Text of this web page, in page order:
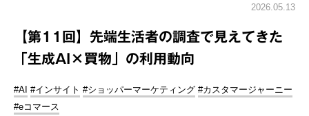
2026.05.13
【第11回】先端生活者の調査で見えてきた
「生成AI×買物」の利用動向
#AI #インサイト #ショッパーマーケティング #カスタマージャーニー
#eコマース